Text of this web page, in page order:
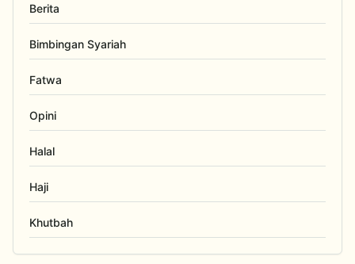
Berita
Bimbingan Syariah
Fatwa
Opini
Halal
Haji
Khutbah